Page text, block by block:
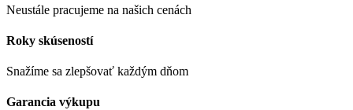
Neustále pracujeme na našich cenách
Roky skúseností
Snažíme sa zlepšovať každým dňom
Garancia výkupu